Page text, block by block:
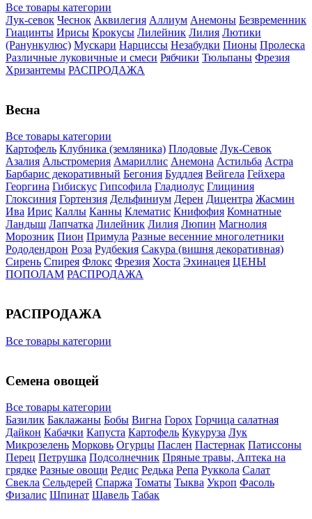
Все товары категории
Лук-севок Чеснок Аквилегия Аллиум Анемоны Безвременник
Гиацинты Ирисы Крокусы Лилейник Лилия Лютики
(Ранункулюс) Мускари Нарцисcы Незабудки Пионы Пролеска
Различные луковичные и смеси Рябчики Тюльпаны Фрезия
Хризантемы РАСПРОДАЖА
Весна
Все товары категории
Картофель Клубника (земляника) Плодовые Лук-Севок
Азалия Альстромерия Амариллис Анемона Астильба Астра
Барбарис декоративный Бегония Буддлея Вейгела Гейхера
Георгина Гибискус Гипсофила Гладиолус Глициния
Глоксиния Гортензия Дельфиниум Дерен Дицентра Жасмин
Ива Ирис Каллы Канны Клематис Книфофия Комнатные
Ландыш Лапчатка Лилейник Лилия Люпин Магнолия
Морозник Пион Примула Разные весенние многолетники
Рододендрон Роза Рудбекия Сакура (вишня декоративная)
Сирень Спирея Флокс Фрезия Хоста Эхинацея ЦЕНЫ
ПОПОЛАМ РАСПРОДАЖА
РАСПРОДАЖА
Все товары категории
Семена овощей
Все товары категории
Базилик Баклажаны Бобы Вигна Горох Горчица салатная
Дайкон Кабачки Капуста Картофель Кукуруза Лук
Микрозелень Морковь Огурцы Паслен Пастернак Патиссоны
Перец Петрушка Подсолнечник Пряные травы, Аптека на
грядке Разные овощи Редис Редька Репа Руккола Салат
Свекла Сельдерей Спаржа Томаты Тыква Укроп Фасоль
Физалис Шпинат Щавель Табак